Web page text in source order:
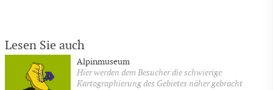
Lesen Sie auch
Alpinmuseum
Hier werden dem Besucher die schwierige
Kartographierung des Gebietes näher gebracht